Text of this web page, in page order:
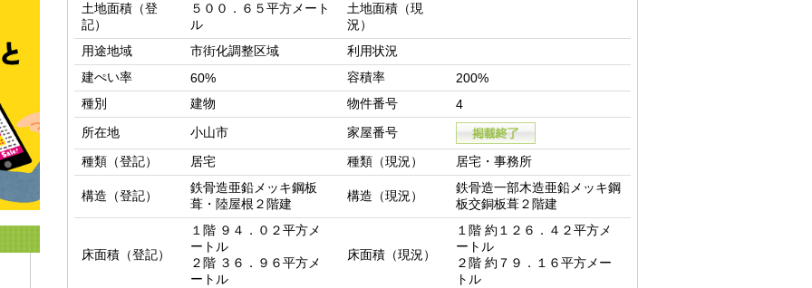
土地面積（登
記）
５００．６５平方メート
ル
土地面積（現
況）
用途地域
市街化調整区域
利用状況
建ぺい率
60% 容積率
200%
種別
建物 物件番号
4
所在地
小山市
家屋番号
種類（登記）
居宅 種類（現況） 居宅・事務所
構造（登記）
鉄骨造亜鉛メッキ鋼板
葺・陸屋根２階建
構造（現況）
鉄骨造一部木造亜鉛メッキ鋼
板交銅板葺２階建
床面積（登記）
１階 ９４．０２平方メ
ートル
２階 ３６．９６平方メ
ートル
床面積（現況）
１階 約１２６．４２平方メ
ートル
２階 約７９．１６平方メー
トル